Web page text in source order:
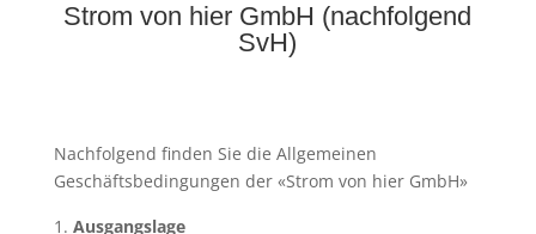
Strom von hier GmbH (nachfolgend
SvH)
Nachfolgend finden Sie die Allgemeinen
Geschäftsbedingungen der «Strom von hier GmbH»
Ausgangslage